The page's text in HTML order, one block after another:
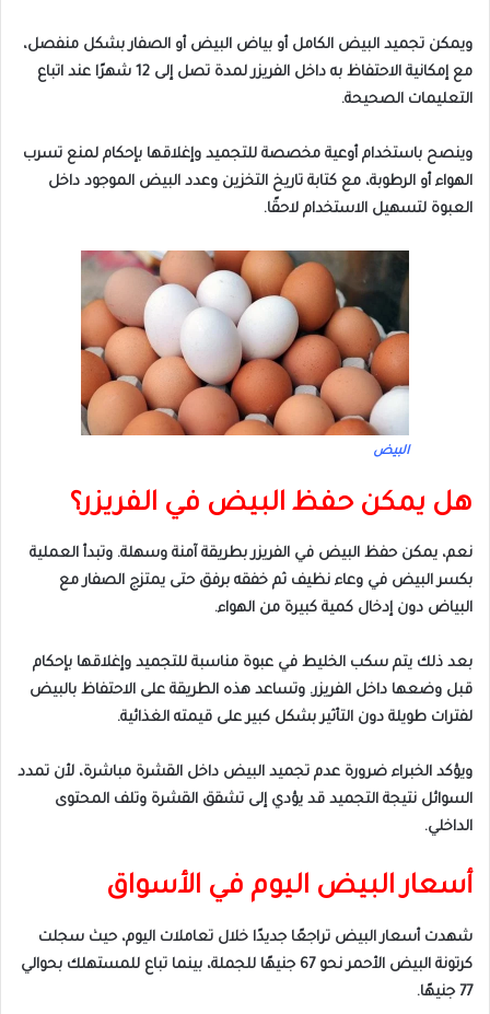
ويمكن تجميد البيض الكامل أو بياض البيض أو الصفار بشكل منفصل،
مع إمكانية الاحتفاظ به داخل الفريزر لمدة تصل إلى 12 شهرًا عند اتباع
التعليمات الصحيحة.
وينصح باستخدام أوعية مخصصة للتجميد وإغلاقها بإحكام لمنع تسرب
الهواء أو الرطوبة، مع كتابة تاريخ التخزين وعدد البيض الموجود داخل
العبوة لتسهيل الاستخدام لاحقًا.
البيض
هل يمكن حفظ البيض في الفريزر؟
نعم، يمكن حفظ البيض في الفريزر بطريقة آمنة وسهلة. وتبدأ العملية
بكسر البيض في وعاء نظيف ثم خفقه برفق حتى يمتزج الصفار مع
البياض دون إدخال كمية كبيرة من الهواء.
بعد ذلك يتم سكب الخليط في عبوة مناسبة للتجميد وإغلاقها بإحكام
قبل وضعها داخل الفريزر. وتساعد هذه الطريقة على الاحتفاظ بالبيض
لفترات طويلة دون التأثير بشكل كبير على قيمته الغذائية.
ويؤكد الخبراء ضرورة عدم تجميد البيض داخل القشرة مباشرة، لأن تمدد
السوائل نتيجة التجميد قد يؤدي إلى تشقق القشرة وتلف المحتوى
الداخلي.
أسعار البيض اليوم في الأسواق
شهدت أسعار البيض تراجعًا جديدًا خلال تعاملات اليوم، حيث سجلت
كرتونة البيض الأحمر نحو 67 جنيهًا للجملة، بينما تباع للمستهلك بحوالي
77 جنيهًا.